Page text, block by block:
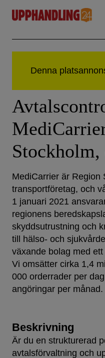
content
MediCarrier är Region
transportföretag, och
1 januari 2021
regionens
skyddsutrustning och
till hälso- och
växande bolag med
Vi omsätter cirka 1,4
000 orderrader per
angöringar per månad.
Beskrivning
Är du en strukturerad
avtalsförvaltning och